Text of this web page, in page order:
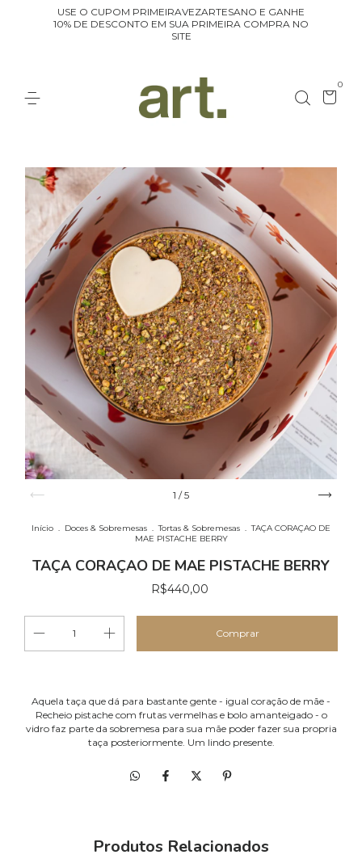
USE O CUPOM PRIMEIRAVEZARTESANO E GANHE
10% DE DESCONTO EM SUA PRIMEIRA COMPRA NO
SITE
0
1 /5
Início . Doces & Sobremesas . Tortas & Sobremesas . TAÇA CORAÇAO DE
MAE PISTACHE BERRY
TAÇA CORAÇAO DE MAE PISTACHE BERRY
R$440,00
Aquela taça que dá para bastante gente - igual coração de mãe -
Recheio pistache com frutas vermelhas e bolo amanteigado - o
vidro faz parte da sobremesa para sua mãe poder fazer sua propria
taça posteriormente. Um lindo presente.
Produtos Relacionados